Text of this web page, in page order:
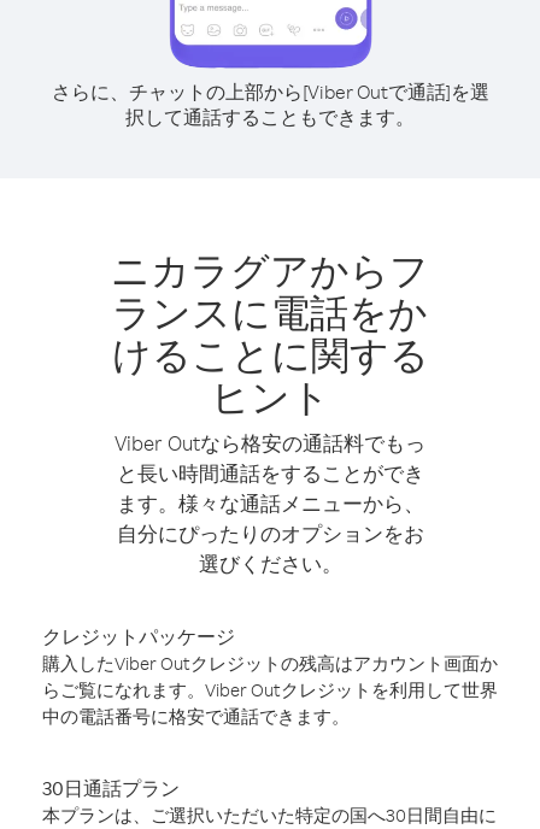
さらに、チャットの上部から[Viber Outで通話]を選
択して通話することもできます。
ニカラグアからフ
ランスに電話をか
けることに関する
ヒント
Viber Outなら格安の通話料でもっ
と長い時間通話をすることができ
ます。様々な通話メニューから、
自分にぴったりのオプションをお
選びください。
クレジットパッケージ
購入したViber Outクレジットの残高はアカウント画面か
らご覧になれます。Viber Outクレジットを利用して世界
中の電話番号に格安で通話できます。
30日通話プラン
本プランは、ご選択いただいた特定の国へ30日間自由に